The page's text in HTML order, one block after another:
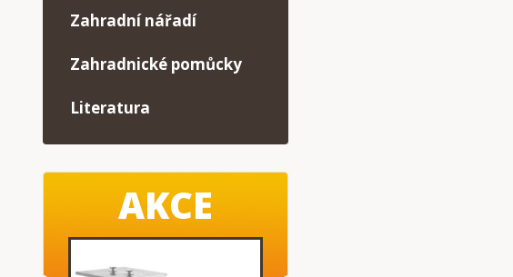
Zahradní nářadí
Zahradnické pomůcky
Literatura
AKCE